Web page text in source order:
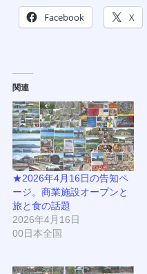
Facebook X
関連
★2026年4月16日の告知ペ
ージ。商業施設オープンと
旅と食の話題
2026年4月16日
00日本全国